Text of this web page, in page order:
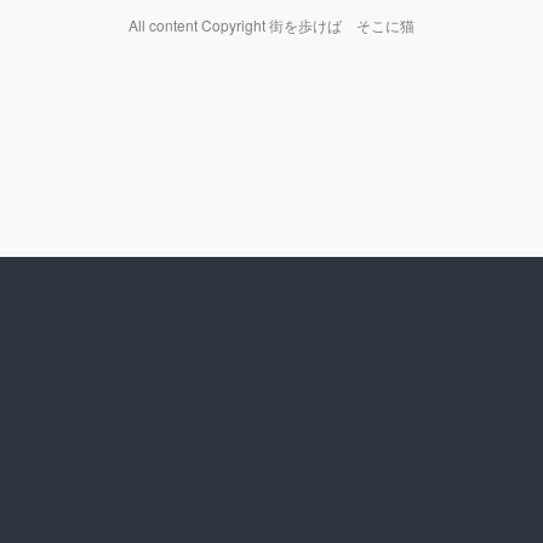
All content Copyright 街を歩けば そこに猫